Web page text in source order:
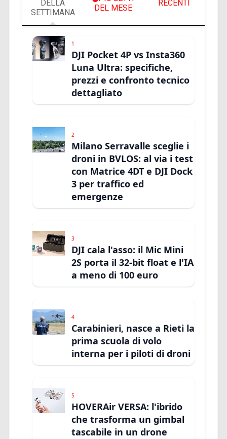
DELLA
SETTIMANA
DEL MESE
RECENTI
1
DJI Pocket 4P vs Insta360
Luna Ultra: specifiche,
prezzi e confronto tecnico
dettagliato
2
Milano Serravalle sceglie i
droni in BVLOS: al via i test
con Matrice 4DT e DJI Dock
3 per traffico ed
emergenze
3
DJI cala l'asso: il Mic Mini
2S porta il 32-bit float e l'IA
a meno di 100 euro
4
Carabinieri, nasce a Rieti la
prima scuola di volo
interna per i piloti di droni
5
HOVERAir VERSA: l'ibrido
che trasforma un gimbal
tascabile in un drone